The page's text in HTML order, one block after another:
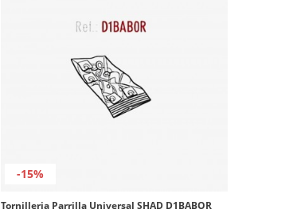
-15%
Tornilleria Parrilla Universal SHAD D1BABOR